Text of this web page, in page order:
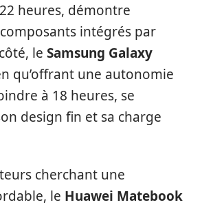
heures, démontre
composants intégrés par
le Samsung Galaxy
qu’offrant une autonomie
à 18 heures, se
design fin et sa charge
cherchant une
le Huawei Matebook